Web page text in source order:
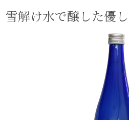
雪解け水で醸した優